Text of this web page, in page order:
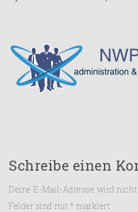
Schreibe einen
Deine E-Mail-Adresse wird
Felder sind mit * markiert